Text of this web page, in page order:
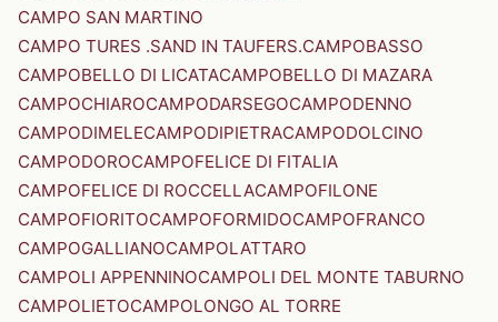
CAMPO SAN MARTINO
CAMPO TURES .SAND IN TAUFERS.CAMPOBASSO
CAMPOBELLO DI LICATACAMPOBELLO DI MAZARA
CAMPOCHIAROCAMPODARSEGOCAMPODENNO
CAMPODIMELECAMPODIPIETRACAMPODOLCINO
CAMPODOROCAMPOFELICE DI FITALIA
CAMPOFELICE DI ROCCELLACAMPOFILONE
CAMPOFIORITOCAMPOFORMIDOCAMPOFRANCO
CAMPOGALLIANOCAMPOLATTARO
CAMPOLI APPENNINOCAMPOLI DEL MONTE TABURNO
CAMPOLIETOCAMPOLONGO AL TORRE